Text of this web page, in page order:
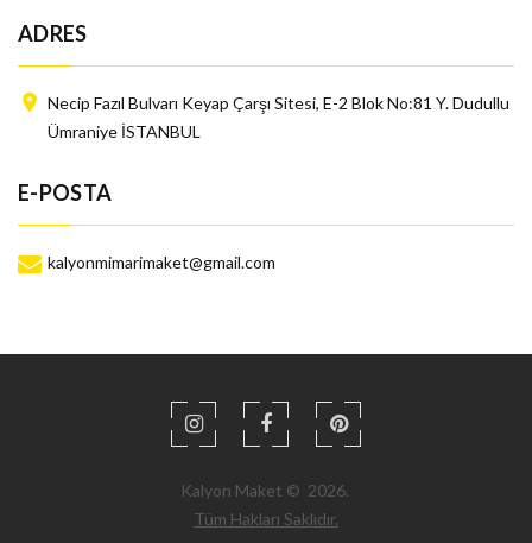
ADRES
Necip Fazıl Bulvarı Keyap Çarşı Sitesi, E-2 Blok No:81 Y. Dudullu
Ümraniye İSTANBUL
E-POSTA
kalyonmimarimaket@gmail.com
Kalyon Maket © 2026.
Tüm Hakları Saklıdır.